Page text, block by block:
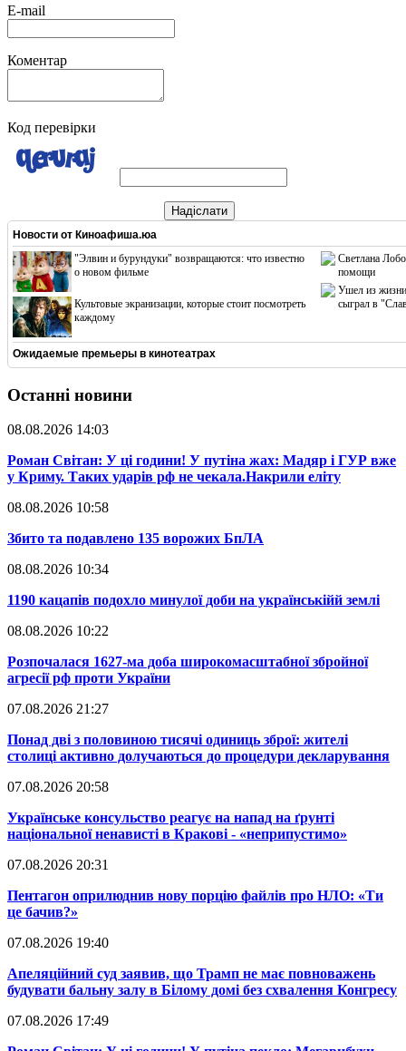
E-mail
Коментар
Код перевірки
Надіслати
Новости от Киноафиша.юа
"Элвин и бурундуки" возвращаются: что известно
о новом фильме
Культовые экранизации, которые стоит посмотреть
каждому
Светлана
помощи
Ушел из жизни
сыграл в
Ожидаемые премьеры в кинотеатрах
Останні новини
08.08.2026 14:03
​Роман Світан: У ці години! У путіна жах: Мадяр і ГУР вже
у Криму. Таких ударів рф не чекала.Накрили еліту
08.08.2026 10:58
​Збито та подавлено 135 ворожих БпЛА
08.08.2026 10:34
​1190 кацапів подохло минулої доби на українськійй землі
08.08.2026 10:22
​Розпочалася 1627-ма доба широкомасштабної збройної
агресії рф проти України
07.08.2026 21:27
​Понад дві з половиною тисячі одиниць зброї: жителі
столиці активно долучаються до процедури декларування
07.08.2026 20:58
​Українське консульство реагує на напад на ґрунті
національної ненависті в Кракові - «неприпустимо»
07.08.2026 20:31
​Пентагон оприлюднив нову порцію файлів про НЛО: «Ти
це бачив?»
07.08.2026 19:40
​Апеляційний суд заявив, що Трамп не має повноважень
будувати бальну залу в Білому домі без схвалення Конгресу
07.08.2026 17:49